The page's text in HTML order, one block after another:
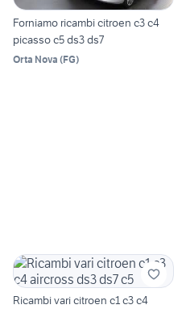
Forniamo ricambi citroen c3 c4
picasso c5 ds3 ds7
Orta Nova (FG)
Ricambi vari citroen c1 c3 c4